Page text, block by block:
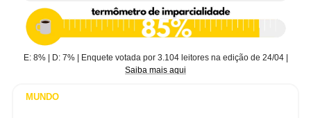
E: 8% | D: 7% | Enquete votada por 3.104 leitores na edição de 24/04 |
Saiba mais aqui
MUNDO